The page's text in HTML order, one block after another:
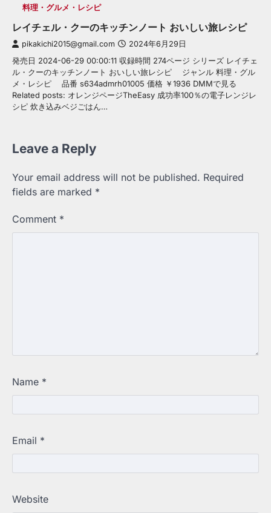
料理・グルメ・レシピ
レイチェル・クーのキッチンノート おいしい旅レシピ
pikakichi2015@gmail.com 2024年6月29日
発売日 2024-06-29 00:00:11 収録時間 274ページ シリーズ レイチェ
ル・クーのキッチンノート おいしい旅レシピ ジャンル 料理・グル
メ・レシピ 品番 s634admrh01005 価格 ￥1936 DMMで見る
Related posts: オレンジページTheEasy 成功率100％の電子レンジレ
シピ 炊き込みベジごはん…
Leave a Reply
Your email address will not be published. Required
fields are marked *
Comment *
Name *
Email *
Website